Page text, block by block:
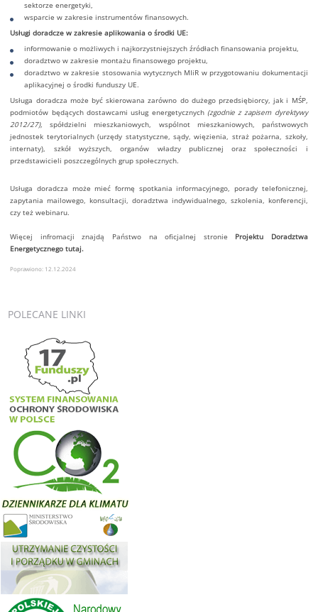
sektorze energetyki,
wsparcie w zakresie instrumentów finansowych.
Usługi doradcze w zakresie aplikowania o środki UE:
informowanie o możliwych i najkorzystniejszych źródłach finansowania projektu,
doradztwo w zakresie montażu finansowego projektu,
doradztwo w zakresie stosowania wytycznych MIiR w przygotowaniu dokumentacji
aplikacyjnej o środki funduszy UE.
Usługa doradcza może być skierowana zarówno do dużego przedsiębiorcy, jak i MŚP,
podmiotów będących dostawcami usług energetycznych (zgodnie z zapisem dyrektywy
2012/27),
spółdzielni mieszkaniowych, wspólnot mieszkaniowych, państwowych
jednostek terytorialnych (urzędy statystyczne, sądy, więzienia, straż pożarna, szkoły,
internaty), szkół wyższych, organów władzy publicznej oraz społeczności i
przedstawicieli poszczególnych grup społecznych.
Usługa doradcza może mieć formę spotkania informacyjnego, porady telefonicznej,
zapytania mailowego, konsultacji, doradztwa indywidualnego, szkolenia, konferencji,
czy też webinaru.
Więcej infromacji znajdą Państwo na oficjalnej stronie Projektu Doradztwa
Energetycznegotutaj.
Poprawiono: 12.12.2024
POLECANE LINKI